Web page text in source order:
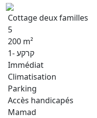
Cottage deux familles
5
200 m²
קרקע -1
Immédiat
Climatisation
Parking
Accès handicapés
Mamad